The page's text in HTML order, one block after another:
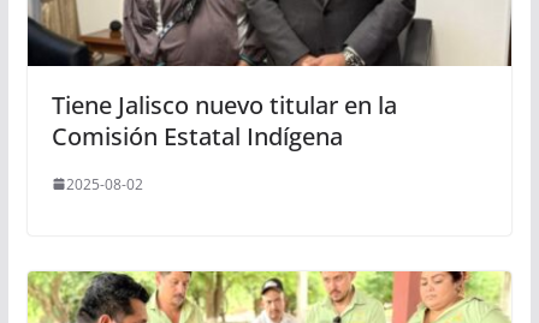
Tiene Jalisco nuevo titular en la
Comisión Estatal Indígena
2025-08-02